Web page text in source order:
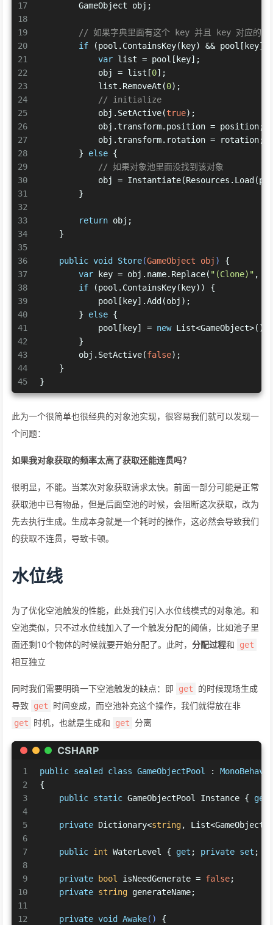
17
18
19
20
21
22
23
24
25
26
27
28
29
30
31
32
33
34
35
36
37
38
39
40
41
42
43
44
45
        GameObject obj;
// 如果字典里面有这个 key 并且 key 对应的
if (pool.ContainsKey(key) &&
var list = pool[key];
            obj = list[
0];
            list.RemoveAt(
0);
// initialize
            obj.SetActive(
true);
            obj.transform.position = position;
            obj.transform.rotation = rotation;
        }
else {
// 如果对象池里面没找到该对象
obj =
        }
return obj;
    }
public void Store(GameObject obj )
{
var key = obj.name.Replace( "(Clone)" ,
if (pool.ContainsKey(key)) {
            pool[key].Add(obj);
        }
else {
            pool[key] =
new
        }
        obj.SetActive(
false);
    }
}
此为一个很简单也很经典的对象池实现，很容易我们就可以发现一
个问题：
如果我对象获取的频率太高了获取还能连贯吗？
很明显，不能。当某次对象获取请求太快。前面一部分可能是正常
获取池中已有物品，但是后面空池的时候，会阻断这次获取，改为
先去执行生成。生成本身就是一个耗时的操作，这必然会导致我们
的获取不连贯，导致卡顿。
水位线
为了优化空池触发的性能，此处我们引入水位线模式的对象池。和
空池类似，只不过水位线加入了一个触发分配的阈值，比如池子里
面还剩10个物体的时候就要开始分配了。此时， 分配过程和 get
相互独立
同时我们需要明确一下空池触发的缺点：即 get
的时候现场生成
导致 get 时间变成，而空池补充这个操作，我们就得放在非
get 时机，也就是生成和 get 分离
CSHARP
1
2
3
4
5
6
7
8
9
10
11
12
public sealed class GameObjectPool :
{
public static GameObjectPool Instance { get
private Dictionary<string,
public int WaterLevel { get ; private set ; }
private bool isNeedGenerate = false;
private string generateName;
private void Awake()
{